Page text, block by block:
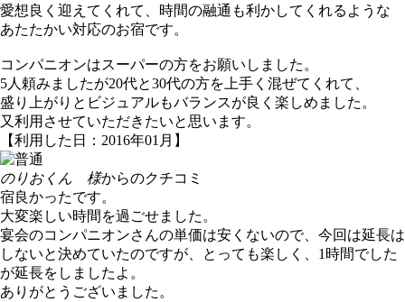
愛想良く迎えてくれて、時間の融通も利かしてくれるような
あたたかい対応のお宿です。
コンパニオンはスーパーの方をお願いしました。
5人頼みましたが20代と30代の方を上手く混ぜてくれて、
盛り上がりとビジュアルもバランスが良く楽しめました。
又利用させていただきたいと思います。
【利用した日：2016年01月】
のりおくん 様からのクチコミ
宿良かったです。
大変楽しい時間を過ごせました。
宴会のコンパニオンさんの単価は安くないので、今回は延長は
しないと決めていたのですが、とっても楽しく、1時間でした
が延長をしましたよ。
ありがとうございました。